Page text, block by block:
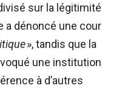
sur la légitimité
a dénoncé une cour
», tandis que la
une institution
à d’autres